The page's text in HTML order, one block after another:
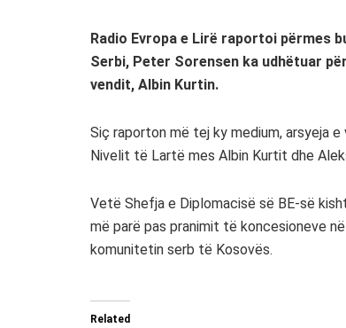
Radio Evropa e Lirë raportoi përmes
Serbi, Peter Sorensen ka udhëtuar
vendit, Albin Kurtin.
Siç raporton më tej ky medium, arsyeja
Nivelit të Lartë mes Albin Kurtit dhe
Vetë Shefja e Diplomacisë së BE-së
më parë pas pranimit të koncesioneve
komunitetin serb të Kosovës.
Related